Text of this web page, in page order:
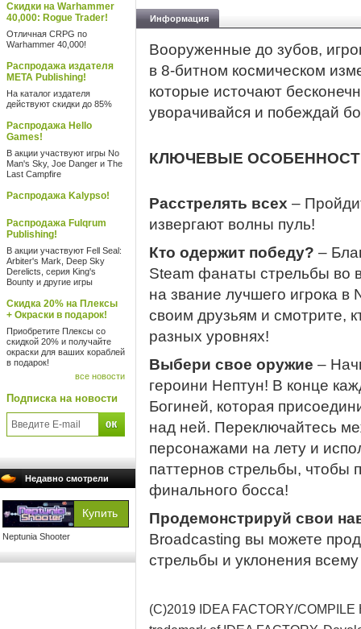
Скидки на Warhammer
40,000: Rogue Trader!
Отличная CRPG по
Warhammer 40,000!
Распродажа издателя
META Publishing!
На каталог издателя
действуют скидки до 85%
Распродажа Hello
Games!
В акции участвуют игры No
Man's Sky, Joe Danger и The
Last Campfire
Распродажа Kalypso!
Распродажа Fulqrum
Publishing!
В акции участвуют Fell Seal:
Arbiter's Mark, Deep Sky
Derelicts, серия King's
Bounty и другие игры
Скидка 20% на Плексы
+ Окраски в подарок!
Приобретите Плексы со
скидкой 20% и получайте
окраски для ваших кораблей
в подарок!
все новости
Подписка на новости
Недавно смотрели
Neptunia Shooter
Информация
Вооруженные до зубов,
в 8-битном космическом
которые источают
уворачивайся и побеждай
КЛЮЧЕВЫЕ
Расстрелять всех –
извергают волны пуль!
Кто одержит победу? –
Steam фанаты стрельбы во
на звание лучшего игрока
своим друзьям и смотрите,
разных уровнях!
Выбери свое оружие –
героини Нептун! В конце
Богиней, которая
над ней. Переключайтесь
персонажами на лету и
паттернов стрельбы, чтобы
финального босса!
Продемонстрируй свои
Broadcasting вы можете
стрельбы и уклонения
(C)2019 IDEA FACTORY/